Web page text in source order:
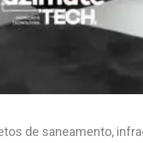
de saneamento,